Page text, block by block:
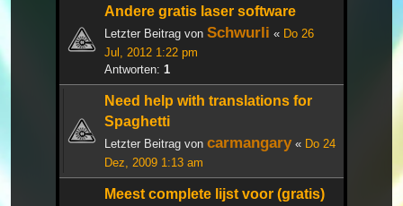
Andere gratis laser software
Letzter Beitrag von Schwurli « Do 26
Jul, 2012 1:22 pm
Antworten: 1
Need help with translations for
Spaghetti
Letzter Beitrag von carmangary« Do 24
Dez, 2009 1:13 am
Meest complete lijst voor (gratis)